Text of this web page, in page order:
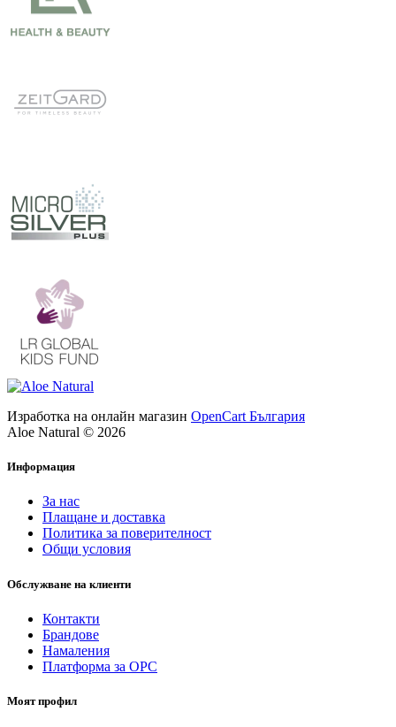
Изработка на онлайн магазин OpenCart България
Aloe Natural © 2026
Информация
За нас
Плащане и доставка
Политика за поверителност
Общи условия
Обслужване на клиенти
Контакти
Брандове
Намаления
Платформа за ОРС
Моят профил